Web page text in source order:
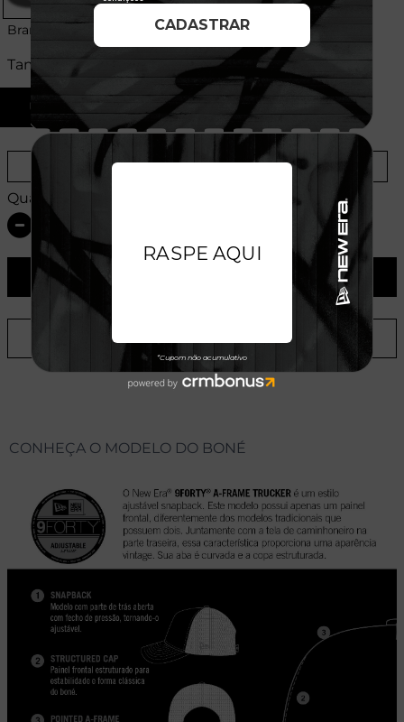
Branco/Cinza
Tamanhos:
U
Provador Virtual Tabela de Medidas
Quantidade:
ADICIONAR A LISTA DE DESEJOS
CONHEÇA O MODELO DO BONÉ